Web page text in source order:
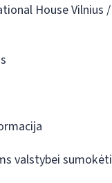
House Vilnius /
valstybei sumokėti